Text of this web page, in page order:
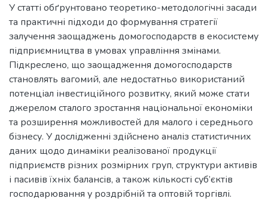
У статті обґрунтовано теоретико-методологічні засади
та практичні підходи до формування стратегії
залучення заощаджень домогосподарств в екосистему
підприємництва в умовах управління змінами.
Підкреслено, що заощадження домогосподарств
становлять вагомий, але недостатньо використаний
потенціал інвестиційного розвитку, який може стати
джерелом сталого зростання національної економіки
та розширення можливостей для малого і середнього
бізнесу. У дослідженні здійснено аналіз статистичних
даних щодо динаміки реалізованої продукції
підприємств різних розмірних груп, структури активів
і пасивів їхніх балансів, а також кількості суб’єктів
господарювання у роздрібній та оптовій торгівлі.